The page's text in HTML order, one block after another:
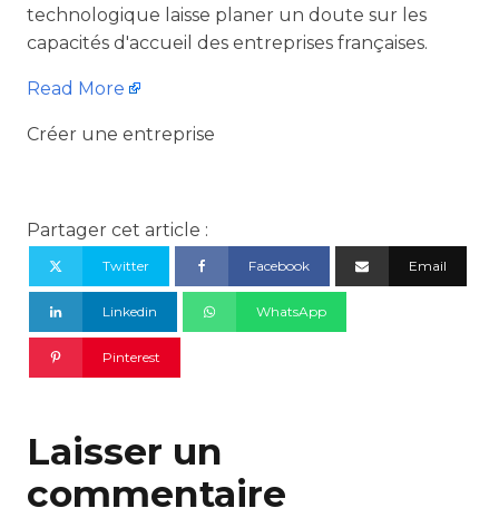
technologique laisse planer un doute sur les
capacités d'accueil des entreprises françaises.
Read More
Créer une entreprise
Partager cet article :
Twitter Facebook Email
Linkedin WhatsApp
Pinterest
Laisser un
commentaire